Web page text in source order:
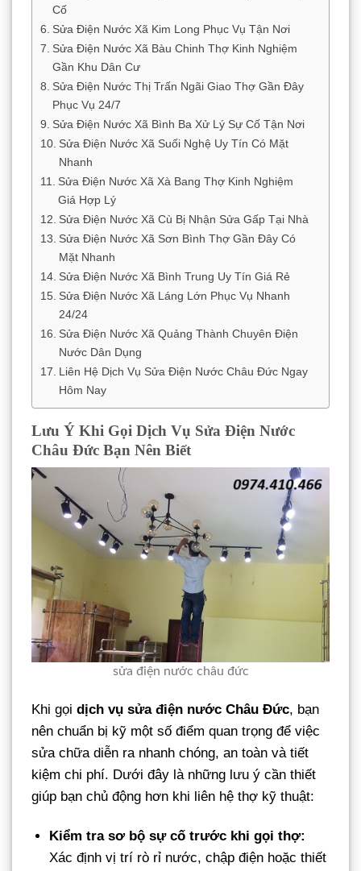
Cố
Sửa Điện Nước Xã Kim Long Phục Vụ Tận Nơi
Sửa Điện Nước Xã Bàu Chinh Thợ Kinh Nghiệm
Gần Khu Dân Cư
Sửa Điện Nước Thị Trấn Ngãi Giao Thợ Gần Đây
Phục Vụ 24/7
Sửa Điện Nước Xã Bình Ba Xử Lý Sự Cố Tận Nơi
Sửa Điện Nước Xã Suối Nghệ Uy Tín Có Mặt
Nhanh
Sửa Điện Nước Xã Xà Bang Thợ Kinh Nghiệm
Giá Hợp Lý
Sửa Điện Nước Xã Cù Bị Nhận Sửa Gấp Tại Nhà
Sửa Điện Nước Xã Sơn Bình Thợ Gần Đây Có
Mặt Nhanh
Sửa Điện Nước Xã Bình Trung Uy Tín Giá Rẻ
Sửa Điện Nước Xã Láng Lớn Phục Vụ Nhanh
24/24
Sửa Điện Nước Xã Quảng Thành Chuyên Điện
Nước Dân Dụng
Liên Hệ Dịch Vụ Sửa Điện Nước Châu Đức Ngay
Hôm Nay
Lưu Ý Khi Gọi Dịch Vụ Sửa Điện Nước
Châu Đức Bạn Nên Biết
sửa điện nước châu đức
Khi gọi dịch vụ sửa điện nước Châu Đức, bạn
nên chuẩn bị kỹ một số điểm quan trọng để việc
sửa chữa diễn ra nhanh chóng, an toàn và tiết
kiệm chi phí. Dưới đây là những lưu ý cần thiết
giúp bạn chủ động hơn khi liên hệ thợ kỹ thuật:
Kiểm tra sơ bộ sự cố trước khi gọi thợ:
Xác định vị trí rò rỉ nước, chập điện hoặc thiết